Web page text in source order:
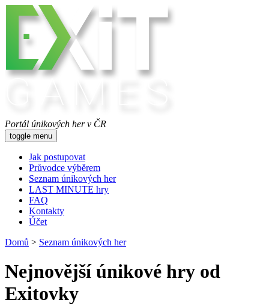
Portál únikových her v ČR
toggle menu
Jak postupovat
Průvodce výběrem
Seznam únikových her
LAST MINUTE hry
FAQ
Kontakty
Účet
Domů > Seznam únikových her
Nejnovější únikové hry od
Exitovky